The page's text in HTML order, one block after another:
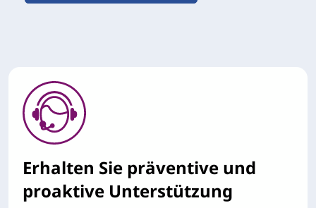
Erhalten Sie präventive und
proaktive Unterstützung